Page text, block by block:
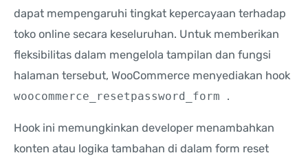
dapat mempengaruhi tingkat kepercayaan terhadap
toko online secara keseluruhan. Untuk memberikan
fleksibilitas dalam mengelola tampilan dan fungsi
halaman tersebut, WooCommerce menyediakan hook
woocommerce_resetpassword_form .
Hook ini memungkinkan developer menambahkan
konten atau logika tambahan di dalam form reset